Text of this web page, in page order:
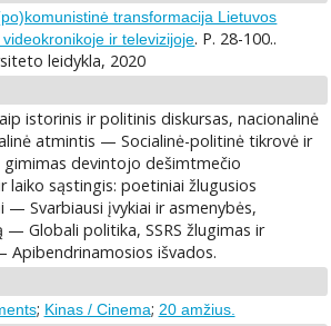
transformacija Lietuvos
ir televizijoje. P. 28-100..
leidykla, 2020
istorinis ir politinis diskursas, nacionalinė
atmintis — Socialinė-politinė tikrovė ir
gimimas devintojo dešimtmečio
sąstingis: poetiniai žlugusios
Svarbiausi įvykiai ir asmenybės,
— Globali politika, SSRS žlugimas ir
išvados.
; Kinas / Cinema; 20 amžius.